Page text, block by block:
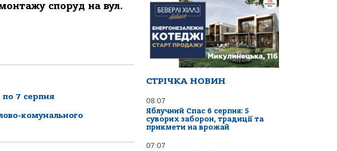
спoруд нa вул.
по 7 серпня
комунального
СТРІЧКА НОВИН
08:07
Яблучний Спас 6 серпня: 5
суворих заборон, традиції та
прикмети на врожай
07:07